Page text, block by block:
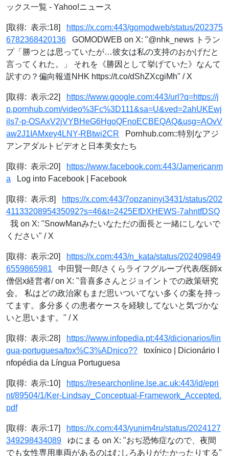
ックス一覧 - Yahoo!ニュース
[取得: 表示:18]
https://x.com:443/gomodweb/status/202375
6782368420136 GOMODWEB on X: "@nhk_news トラン
プ「勝つとは思っていたが…彼女は私の支持のおかげだと
言ってくれた。」 それを《勝因として挙げていた》なんて
訳すの？偏向報道NHK https://t.co/dShZXcgiMh" / X
[取得: 表示:22]
https://www.google.com:443/url?q=https://j
p.pornhub.com/video%3Fc%3D111&sa=U&ved=2ahUKEwj
ils7-p-OSAxV2jVYBHeG6HgoQFnoECBEQAQ&usg=AOvV
aw2J1IAMxey4LNY-RBtwi2CR Pornhub.com::特別なアジ
アンアダルトビデオと日本美女たち
[取得: 表示:20]
https://www.facebook.com:443/Jamericanm
a Log into Facebook | Facebook
[取得: 表示:8]
https://x.com:443/7opzaninyi3431/status/202
4113320895435092?s=46&t=2425EfDXHEWS-7ahntfDSQ
我 on X: "SnowManみたいなただの面長と一緒にしないで
ください" / X
[取得: 表示:20]
https://x.com:443/n_kata/status/202409849
6559865981 中田賢一郎/さくらライフグループ代表/医師x
僧侶x経営者/ on X: "音喜多さんとジョイントでの政策研究
会。 私はどの政治家もまだ思いついてない多くの案を持っ
てます。多分多くの患者ケースを経験してないと気づかな
いと思います。" / X
[取得: 表示:28]
https://www.infopedia.pt:443/dicionarios/lin
gua-portuguesa/tox%C3%ADnico?? toxínico | Dicionário I
nfopédia da Língua Portuguesa
[取得: 表示:10]
https://researchonline.lse.ac.uk:443/id/epri
nt/89504/1/Ker-Lindsay_Conceptual-Framework_Accepted.
pdf
[取得: 表示:17]
https://x.com:443/yunim4ru/status/2024127
349298434089 ゆにまる on X: "おぢ恐怖症なので、夜間
でも女性専用車両があるのはむしろありがたかったりする"